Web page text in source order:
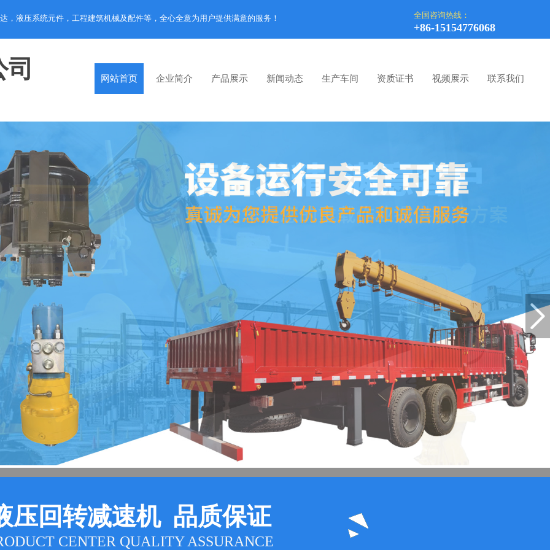
，液压系统元件，工程建筑机械及配件等，全心全意为用户提供满意的服务！ 全国咨询热线：
+86-15154776068
网站首页 企业简介 产品展示 新闻动态 生产车间 资质证书 视频展示 联系我们
压回转减速机 品质保证
CENTER QUALITY ASSURANCE